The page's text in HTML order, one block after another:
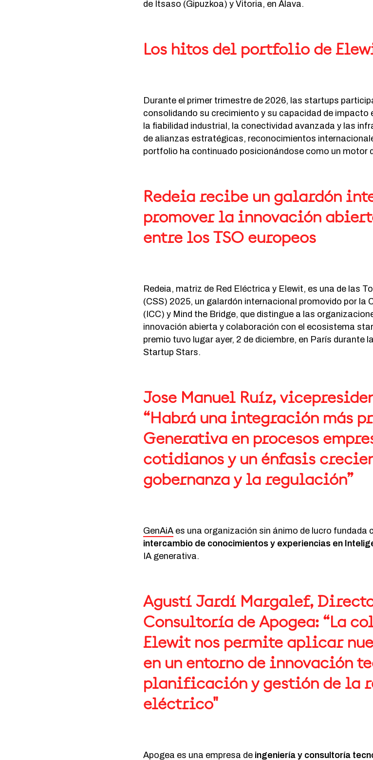
de Itsaso (Gipuzkoa) y Vitoria, en Álava.
Los hitos del portfolio de
Durante el primer trimestre de 2026, las startups
consolidando su crecimiento y su capacidad de impacto
la fiabilidad industrial, la conectividad avanzada y las
de alianzas estratégicas, reconocimientos
portfolio ha continuado posicionándose como un motor
Redeia recibe un galardón
promover la innovación
entre los TSO europeos
Redeia, matriz de Red Eléctrica y Elewit, es una de las
(CSS) 2025, un galardón internacional promovido por la
(ICC) y Mind the Bridge, que distingue a las
innovación abierta y colaboración con el ecosistema
premio tuvo lugar ayer, 2 de diciembre, en París durante
Startup Stars.
Jose Manuel Ruíz,
“Habrá una integración más
Generativa en procesos
cotidianos y un énfasis
gobernanza y la regulación”
GenAiA es una organización sin ánimo de lucro fundada
intercambio de conocimientos y experiencias en
IA generativa.
Agustí Jardí Margalef,
Consultoría de Apogea: “La
Elewit nos permite aplicar
en un entorno de innovación
planificación y gestión de la
eléctrico"
Apogea es una empresa de ingeniería y consultoría